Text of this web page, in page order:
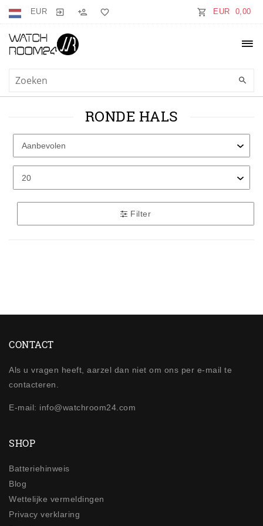
EUR EUR 0,00
RONDE HALS
Filter
CONTACT
Als u vragen heeft, aarzel dan niet om ons per e-mail te
contacteren.
E-mail: info@watchroom24.com
SHOP
Batteriehinweis
Blog
Wettelijke vermeldingen
Privacy verklaring